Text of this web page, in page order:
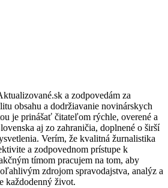
a zodpovedám za
obsahu a dodržiavanie novinárskych
je prinášať čitateľom rýchle, overené a
aj zo zahraničia, doplnené o širší
Verím, že kvalitná žurnalistika
a zodpovednom prístupe k
tímom pracujem na tom, aby
zdrojom spravodajstva, analýz a
každodenný život.